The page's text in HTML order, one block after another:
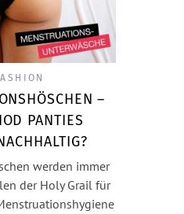
–
PANTIES
werden immer
der Holy Grail für